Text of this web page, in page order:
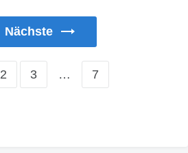
Nächste
2 3 … 7